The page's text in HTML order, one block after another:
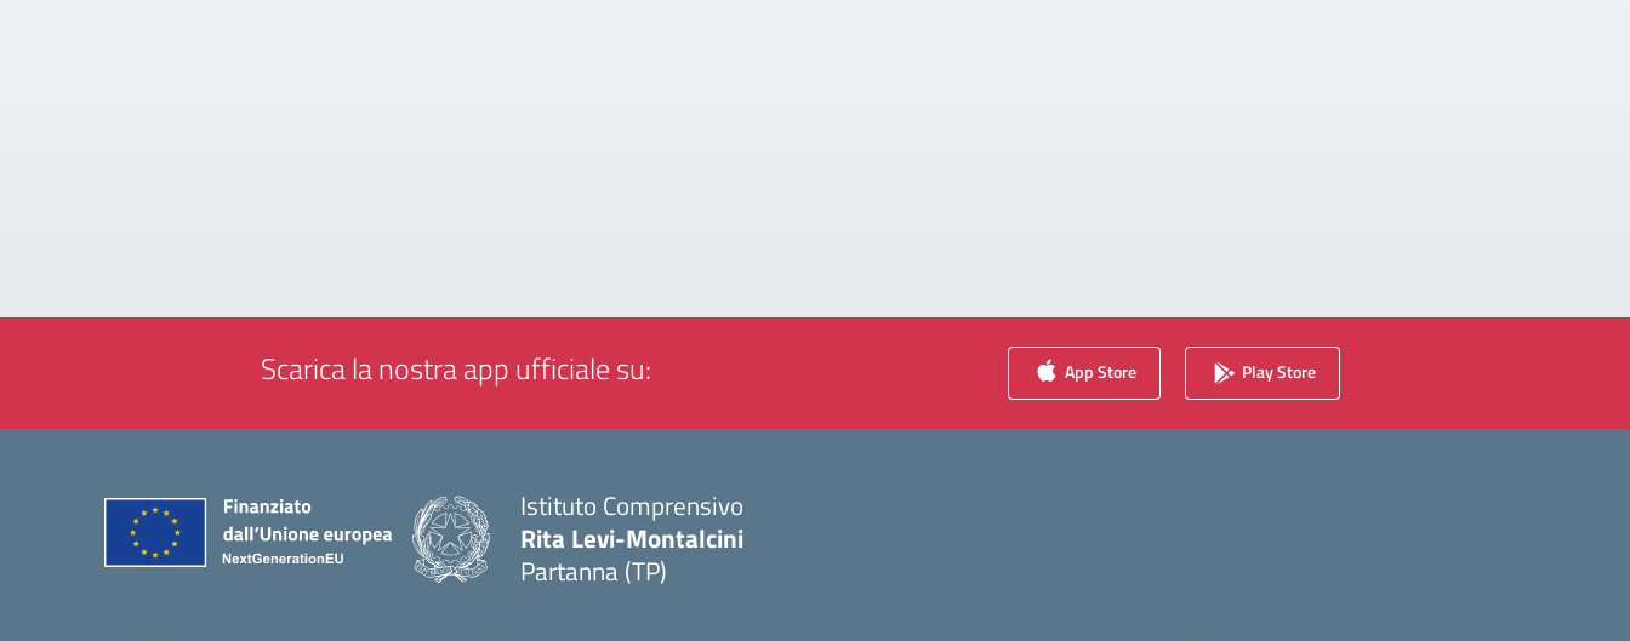
Scarica la nostra app ufficiale su: App Store Play Store
Istituto Comprensivo
Rita Levi-Montalcini
Partanna (TP)